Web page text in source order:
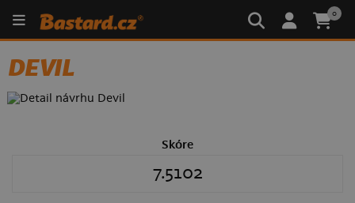
0
DEVIL
Skóre
7.5102